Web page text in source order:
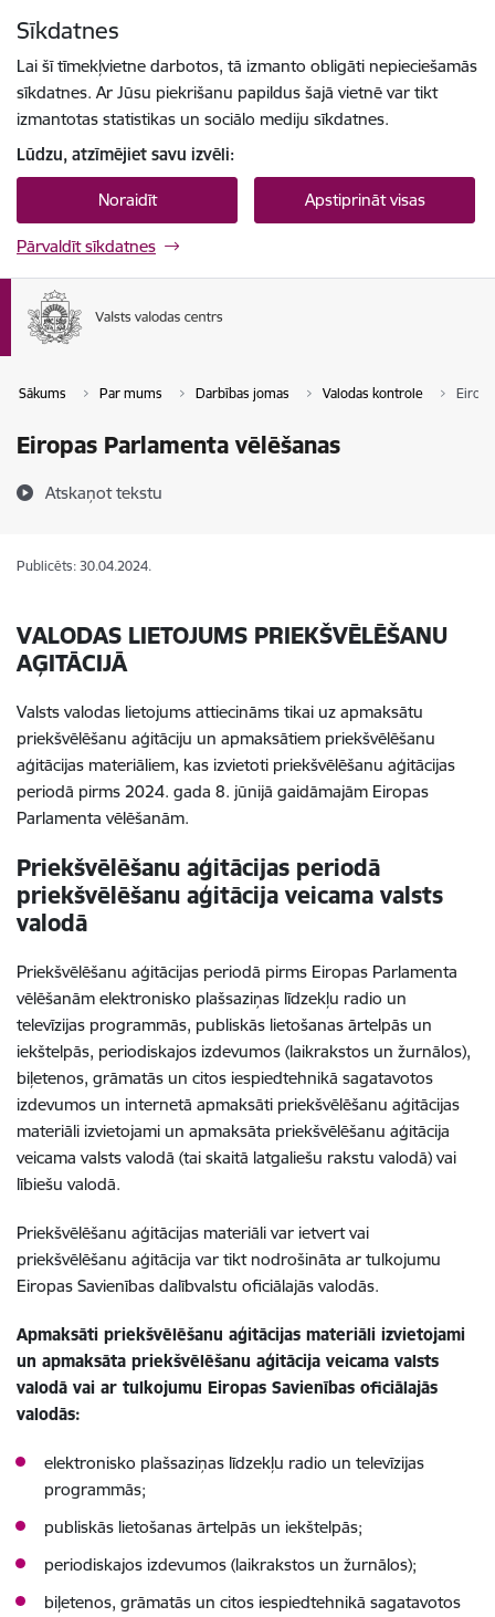
Sīkdatnes
Lai šī tīmekļvietne darbotos, tā izmanto obligāti nepieciešamās
sīkdatnes. Ar Jūsu piekrišanu papildus šajā vietnē var tikt
izmantotas statistikas un sociālo mediju sīkdatnes.
Lūdzu, atzīmējiet savu izvēli:
Noraidīt Apstiprināt visas
Pārvaldīt sīkdatnes
Sākums Par mums Darbības jomas Valodas kontrole
Eiropas Parlamenta vēlēšanas
Atskaņot tekstu
Publicēts: 30.04.2024.
VALODAS LIETOJUMS PRIEKŠVĒLĒŠANU
AĢITĀCIJĀ
Valsts valodas lietojums attiecināms tikai uz apmaksātu
priekšvēlēšanu aģitāciju un apmaksātiem priekšvēlēšanu
aģitācijas materiāliem, kas izvietoti priekšvēlēšanu aģitācijas
periodā pirms 2024. gada 8. jūnijā gaidāmajām Eiropas
Parlamenta vēlēšanām.
Priekšvēlēšanu aģitācijas periodā
priekšvēlēšanu aģitācija veicama valsts
valodā
Priekšvēlēšanu aģitācijas periodā pirms Eiropas Parlamenta
vēlēšanām elektronisko plašsaziņas līdzekļu radio un
televīzijas programmās, publiskās lietošanas ārtelpās un
iekštelpās, periodiskajos izdevumos (laikrakstos un žurnālos),
biļetenos, grāmatās un citos iespiedtehnikā sagatavotos
izdevumos un internetā apmaksāti priekšvēlēšanu aģitācijas
materiāli izvietojami un apmaksāta priekšvēlēšanu aģitācija
veicama valsts valodā (tai skaitā latgaliešu rakstu valodā) vai
lībiešu valodā.
Priekšvēlēšanu aģitācijas materiāli var ietvert vai
priekšvēlēšanu aģitācija var tikt nodrošināta ar tulkojumu
Eiropas Savienības dalībvalstu oficiālajās valodās.
Apmaksāti priekšvēlēšanu aģitācijas materiāli izvietojami
un apmaksāta priekšvēlēšanu aģitācija veicama valsts
valodā vai ar tulkojumu Eiropas Savienības oficiālajās
valodās:
elektronisko plašsaziņas līdzekļu radio un televīzijas
programmās;
publiskās lietošanas ārtelpās un iekštelpās;
periodiskajos izdevumos (laikrakstos un žurnālos);
biļetenos, grāmatās un citos iespiedtehnikā sagatavotos